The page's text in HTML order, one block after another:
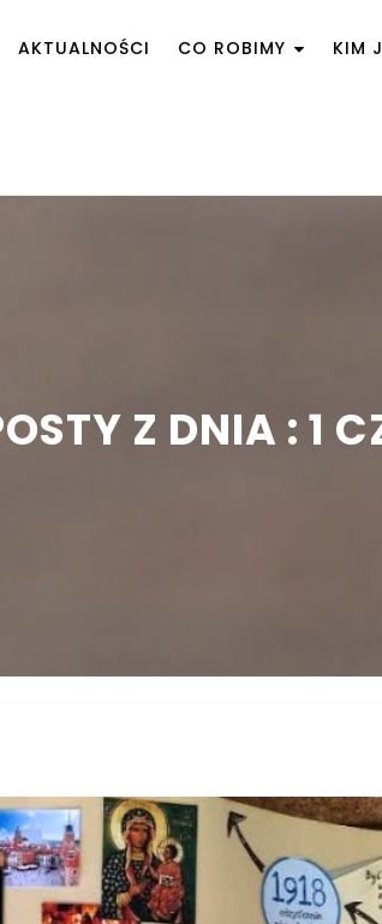
AKTUALNOŚCI CO ROBIMY KIM
Z DNIA : 1